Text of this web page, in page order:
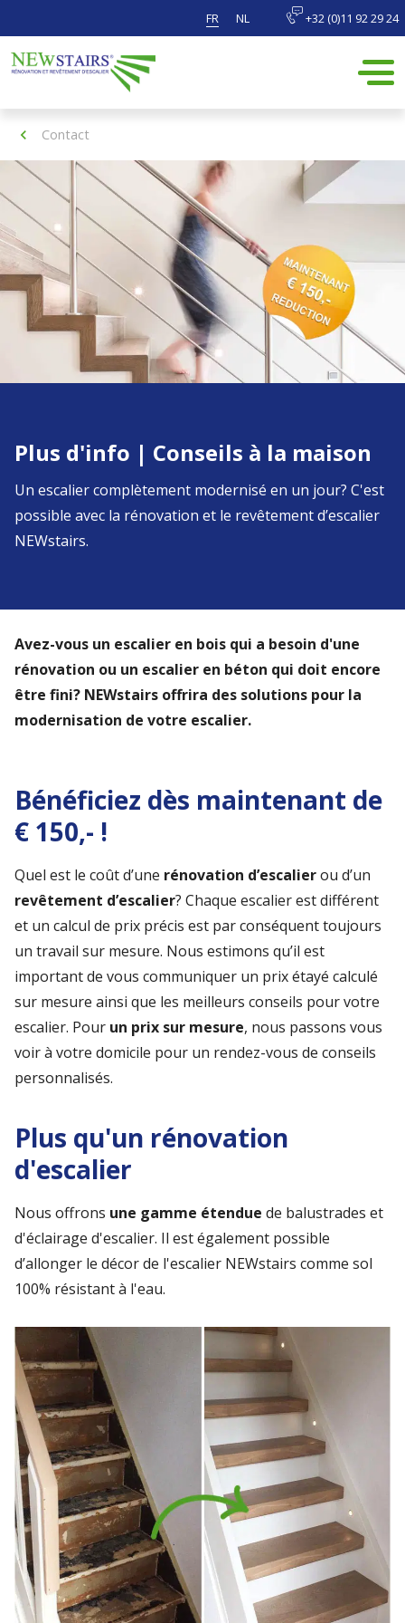
FR NL +32 (0)11 92 29 24
Contact
Plus d'info | Conseils à la maison
Un escalier complètement modernisé en un jour? C'est
possible avec la rénovation et le revêtement d’escalier
NEWstairs.
Avez-vous un escalier en bois qui a besoin d'une
rénovation ou un escalier en béton qui doit encore
être fini? NEWstairs offrira des solutions pour la
modernisation de votre escalier.
Bénéficiez dès maintenant de
€ 150,- !
Quel est le coût d’une rénovation d’escalierou d’un
revêtement d’escalier? Chaque escalier est différent
et un calcul de prix précis est par conséquent toujours
un travail sur mesure. Nous estimons qu’il est
important de vous communiquer un prix étayé calculé
sur mesure ainsi que les meilleurs conseils pour votre
escalier. Pour un prix sur mesure, nous passons vous
voir à votre domicile pour un rendez-vous de conseils
personnalisés.
Plus qu'un rénovation
d'escalier
Nous offrons une gamme étendue de balustrades et
d'éclairage d'escalier. Il est également possible
d’allonger le décor de l'escalier NEWstairs comme sol
100% résistant à l'eau.